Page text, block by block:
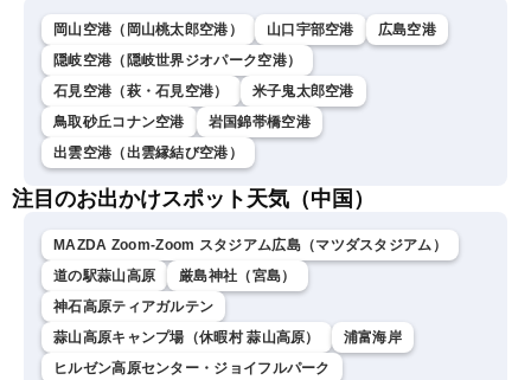
岡山空港（岡山桃太郎空港） 山口宇部空港
広島空港
隠岐空港（隠岐世界ジオパーク空港）
石見空港（萩・石見空港）
米子鬼太郎空港
鳥取砂丘コナン空港
岩国錦帯橋空港
出雲空港（出雲縁結び空港）
注目のお出かけスポット天気（中国）
MAZDA Zoom-Zoom スタジアム広島（マツダスタジアム）
道の駅蒜山高原
厳島神社（宮島）
神石高原ティアガルテン
蒜山高原キャンプ場（休暇村 蒜山高原）
浦富海岸
ヒルゼン高原センター・ジョイフルパーク